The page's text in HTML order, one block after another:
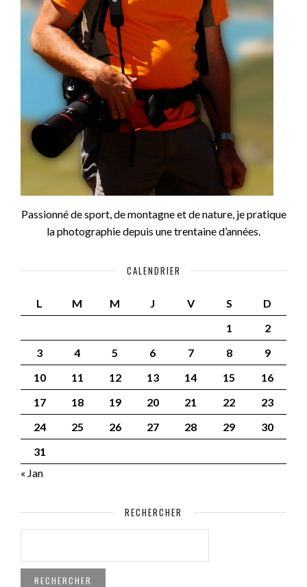
Passionné de sport, de montagne et de nature, je pratique
la photographie depuis une trentaine d’années.
CALENDRIER
L M M J V S
D
1
2
3
4 5 6 7 8
9
10
11 12 13 14 15
16
17
18 19 20 21 22
23
24
25 26 27 28 29
30
31
« Jan
RECHERCHER